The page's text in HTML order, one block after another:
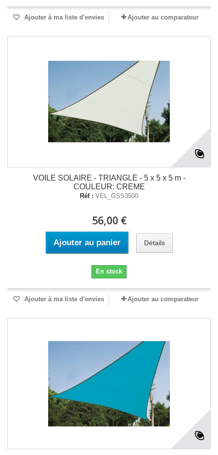
Ajouter à ma liste d'envies Ajouter au comparateur
VOILE SOLAIRE - TRIANGLE - 5 x 5 x 5 m -
COULEUR: CREME
Réf : VEL_GSS3500
56,00 €
Ajouter au panier Détails
En stock
Ajouter à ma liste d'envies Ajouter au comparateur